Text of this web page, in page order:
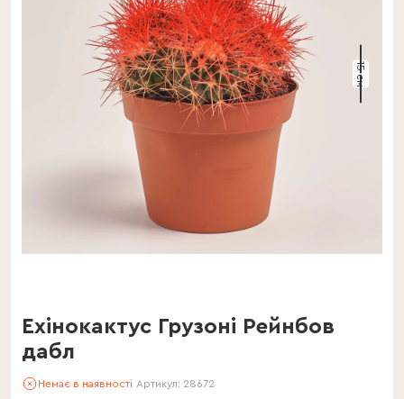
15 см
Ехінокактус Грузоні Рейнбов
дабл
Немає в наявності Артикул: 28672